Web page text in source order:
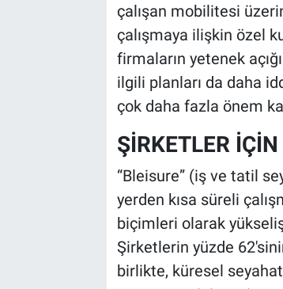
çalışan mobilitesi
çalışmaya ilişkin özel
firmaların yetenek
ilgili planları da daha
çok daha fazla önem
ŞİRKETLER
“Bleisure” (iş ve tatil
yerden kısa süreli
biçimleri olarak
Şirketlerin yüzde
birlikte, küresel